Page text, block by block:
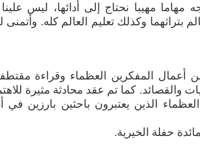
مهاما مهيبا نحتاج إلى أدائها، ليس
بتراثهما وكذلك تعليم العالم كله. وأتمنى
أعمال المفكرين العظماء وقراءة
والقصائد. كما تم عقد محادثة مثيرة
الذين يعتبرون باحثين بارزين في
حفلة الخيرية.